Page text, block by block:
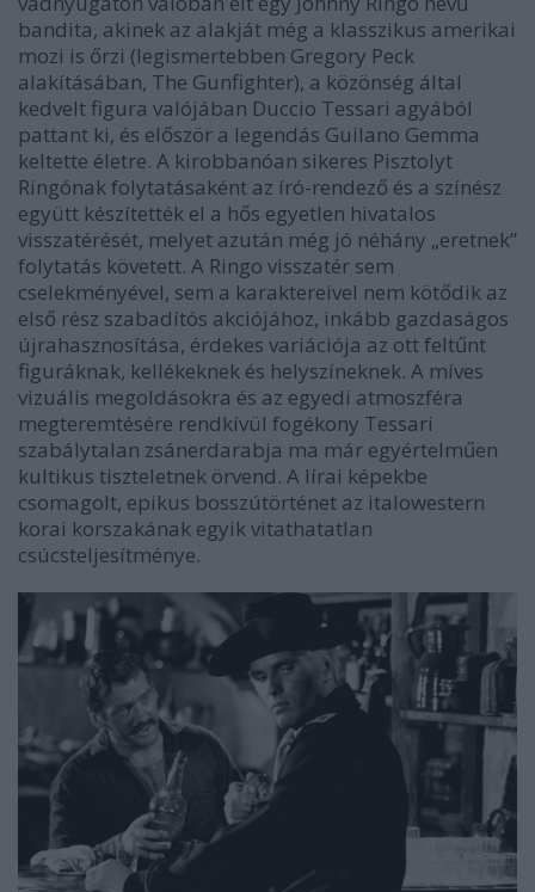
bandita, akinek az alakját még a klasszikus amerikai
mozi is őrzi (legismertebben Gregory Peck
alakításában, The Gunfighter), a közönség által
kedvelt figura valójában Duccio Tessari agyából
pattant ki, és először a legendás Guilano Gemma
keltette életre. A kirobbanóan sikeres Pisztolyt
Ringónakfolytatásaként az író-rendező és a színész
együtt készítették el a hős egyetlen hivatalos
visszatérését, melyet azután még jó néhány „eretnek”
folytatás követett. A Ringo visszatér sem
cselekményével, sem a karaktereivel nem kötődik az
első rész szabadítós akciójához, inkább gazdaságos
újrahasznosítása, érdekes variációja az ott feltűnt
figuráknak, kellékeknek és helyszíneknek. A míves
vizuális megoldásokra és az egyedi atmoszféra
megteremtésére rendkívül fogékony Tessari
szabálytalan zsánerdarabja ma már egyértelműen
kultikus tiszteletnek örvend. A lírai képekbe
csomagolt, epikus bosszútörténet az italowestern
korai korszakának egyik vitathatatlan
csúcsteljesítménye.